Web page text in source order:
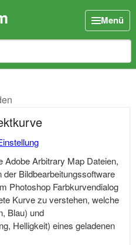
Menü
Adobe Arbitrary Map Dateien,
Bildbearbeitungssoftware
Photoshop Farbkurvendialog
Kurve zu verstehen, welche
Blau) und
Helligkeit) eines geladenen